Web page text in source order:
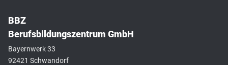
BBZ
Berufsbildungszentrum GmbH
Bayernwerk 33
92421 Schwandorf